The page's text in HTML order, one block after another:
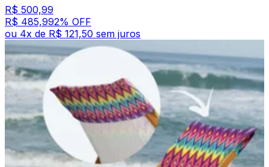
R$ 500,99
R$ 485,992% OFF
ou 4x de R$ 121,50 sem juros